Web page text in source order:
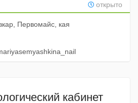
открыто
Первомайс, кая
кабинет